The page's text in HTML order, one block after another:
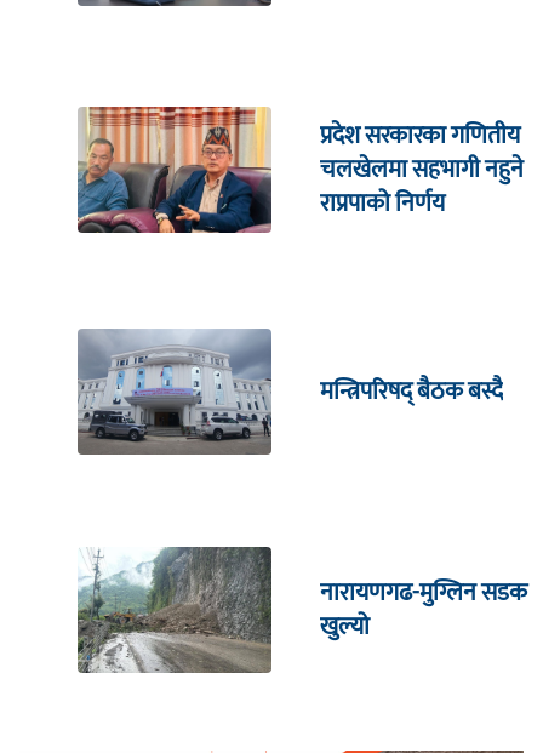
प्रदेश सरकारका गणितीय
चलखेलमा सहभागी नहुने
राप्रपाको निर्णय
मन्त्रिपरिषद् बैठक बस्दै
नारायणगढ-मुग्लिन सडक
खुल्यो